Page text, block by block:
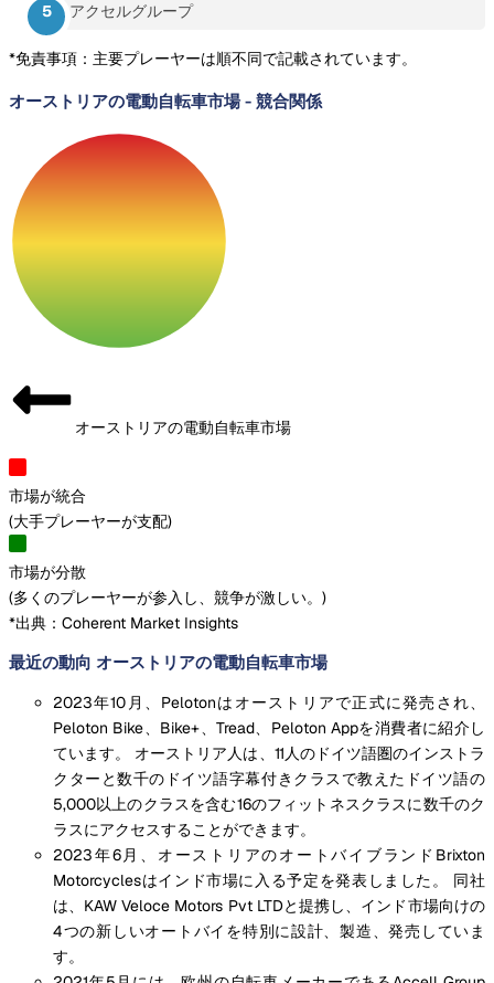
アクセルグループ
*免責事項：主要プレーヤーは順不同で記載されています。
オーストリアの電動自転車市場- 競合関係
オーストリアの電動自転車市場
市場が統合
(大手プレーヤーが支配)
市場が分散
(多くのプレーヤーが参入し、競争が激しい。 )
*出典：Coherent Market Insights
最近の動向 オーストリアの電動自転車市場
2023年10月、Pelotonはオーストリアで正式に発売され、
Peloton Bike、Bike+、Tread、Peloton Appを消費者に紹介し
ています。 オーストリア人は、11人のドイツ語圏のインストラ
クターと数千のドイツ語字幕付きクラスで教えたドイツ語の
5,000以上のクラスを含む16のフィットネスクラスに数千のク
ラスにアクセスすることができます。
2023年6月、オーストリアのオートバイブランドBrixton
Motorcyclesはインド市場に入る予定を発表しました。 同社
は、KAW Veloce Motors Pvt LTDと提携し、インド市場向けの
4つの新しいオートバイを特別に設計、製造、発売していま
す。